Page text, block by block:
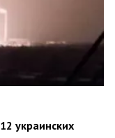
украинских